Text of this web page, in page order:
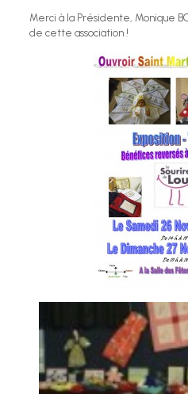
Merci à la Présidente, Monique
de cette association !